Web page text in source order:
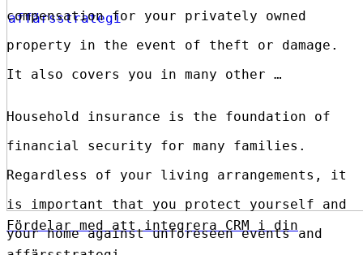
Fördelar med att integrera CRM i din
compensation for your privately owned
property in the event of theft or damage.
It also covers you in many other …
Household insurance is the foundation of
financial security for many families.
Regardless of your living arrangements, it
is important that you protect yourself and
your home against unforeseen events and